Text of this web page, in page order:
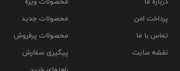
پرداخت امن
تماس با ما
نقشه سایت
محصولات جدید
محصولات پرفروش
پیگیری سفارش